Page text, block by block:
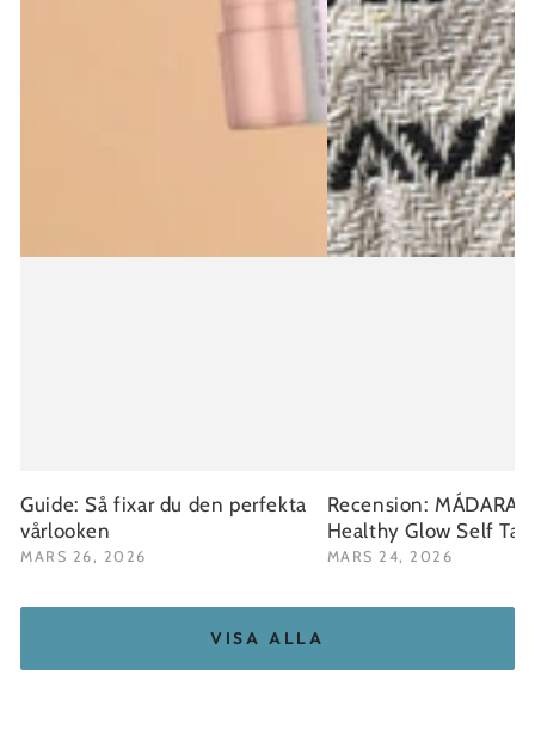
Guide: Så fixar du den perfekta
vårlooken
MARS 26, 2026
Recension: MÁDARA
Healthy Glow Self
MARS 24, 2026
VISA ALLA